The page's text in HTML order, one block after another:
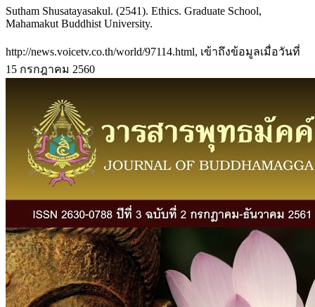
Sutham Shusatayasakul. (2541). Ethics. Graduate School,
Mahamakut Buddhist University.
http://news.voicetv.co.th/world/97114.html, เข้าถึงข้อมูลเมื่อวันที่
15 กรกฎาคม 2560